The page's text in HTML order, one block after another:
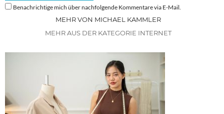
Benachrichtige mich über nachfolgende Kommentare via E-Mail.
MEHR VON MICHAEL KAMMLER
MEHR AUS DER KATEGORIE INTERNET